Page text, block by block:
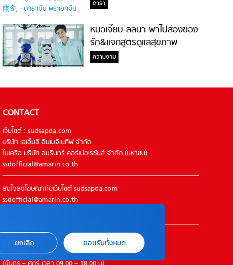
ดารา
หมอเจี๊ยบ-ลลนา พาไปส่องของ
รัก&แจกสูตรดูแลสุขภาพ
#ล้างจมูกไม่ยากจะสอนให้
ความงาม
CONTACT
เว็บไซต์ : sudsapda.com
บริษัท เอเอ็มอี อิมเมจิเนทีฟ จำกัด
ในเครือ บริษัท อมรินทร์ คอร์เปอเรชั่นส์ จำกัด (มหาชน)
ssdofficial@amarin.co.th
สนใจลงโฆษณากับเว็บไซต์ sudsapda.com
ssdofficial@amarin.co.th
ติดต่อแจ้งปัญหาหรือร้องเรียน
02-422-9999 ต่อ 4180
ยกเลิก ยอมรับทั้งหมด